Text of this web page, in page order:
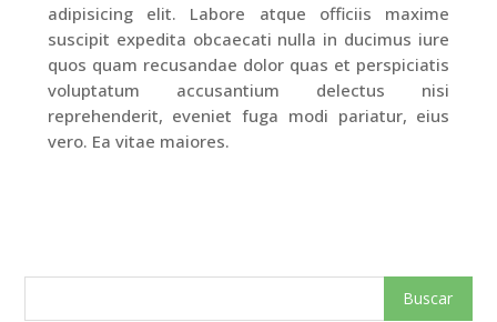
adipisicing elit. Labore atque officiis maxime
suscipit expedita obcaecati nulla in ducimus iure
quos quam recusandae dolor quas et perspiciatis
voluptatum accusantium delectus nisi
reprehenderit, eveniet fuga modi pariatur, eius
vero. Ea vitae maiores.